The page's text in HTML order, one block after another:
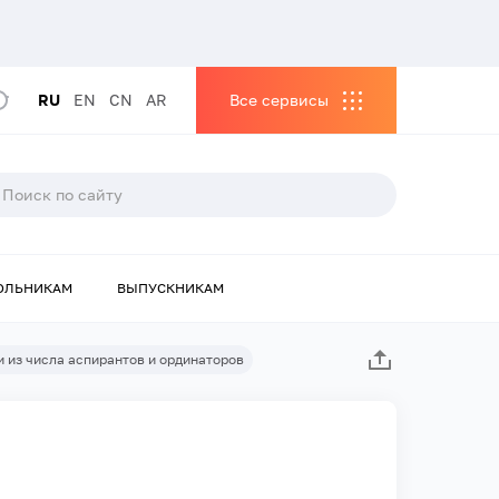
RU EN CN AR Все сервисы
ВЫПУСКНИКАМ
числа аспирантов и ординаторов